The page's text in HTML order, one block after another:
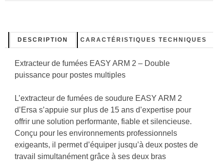
DESCRIPTION CARACTÉRISTIQUES TECHNIQUES
Extracteur de fumées EASY ARM 2 – Double
puissance pour postes multiples
L’extracteur de fumées de soudure EASY ARM 2
d’Ersa s’appuie sur plus de 15 ans d’expertise pour
offrir une solution performante, fiable et silencieuse.
Conçu pour les environnements professionnels
exigeants, il permet d’équiper jusqu’à deux postes de
travail simultanémentgrâce à ses deux bras